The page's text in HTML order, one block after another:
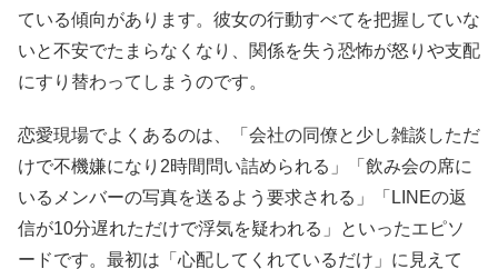
ている傾向があります。彼女の行動すべてを把握していな
いと不安でたまらなくなり、関係を失う恐怖が怒りや支配
にすり替わってしまうのです。
恋愛現場でよくあるのは、「会社の同僚と少し雑談しただ
けで不機嫌になり2時間問い詰められる」「飲み会の席に
いるメンバーの写真を送るよう要求される」「LINEの返
信が10分遅れただけで浮気を疑われる」といったエピソ
ードです。最初は「心配してくれているだけ」に見えて